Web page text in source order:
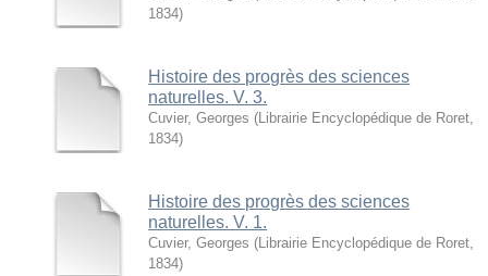
1834)
Histoire des progrès des sciences
naturelles. V. 3.
Cuvier, Georges ( Librairie Encyclopédique de Roret
1834)
Histoire des progrès des sciences
naturelles. V. 1.
Cuvier, Georges ( Librairie Encyclopédique de Roret
1834)